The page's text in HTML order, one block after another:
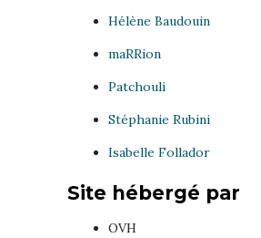
Hélène Baudouin
maRRion
Patchouli
Stéphanie Rubini
Isabelle Follador
Site hébergé par
OVH